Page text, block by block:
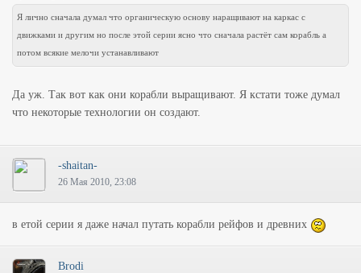
Я лично сначала думал что органическую основу наращивают на каркас с
движками и другим но после этой серии ясно что сначала растёт сам корабль а
потом всякие мелочи устанавливают
Да уж. Так вот как они корабли выращивают. Я кстати тоже думал
что некоторые технологии он создают.
-shaitan-
26 Мая 2010, 23:08
в етой серии я даже начал путать корабли рейфов и древних
Brodi